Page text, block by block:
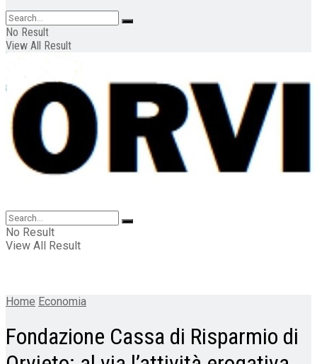
No Result
View All Result
No Result
View All Result
Home Economia
Fondazione Cassa di Risparmio di